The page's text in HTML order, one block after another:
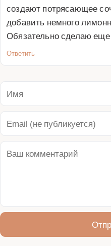
создают потрясающее
добавить немного
Обязательно сделаю еще
Ответить